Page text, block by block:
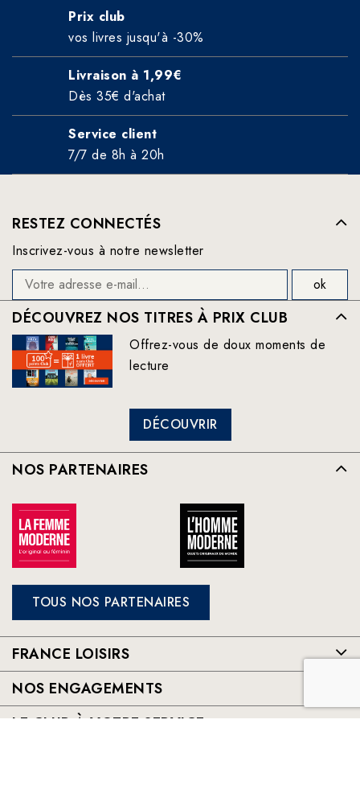
Prix club
vos livres jusqu'à -30%
Livraison à 1,99€
Dès 35€ d'achat
Service client
7/7 de 8h à 20h
RESTEZ CONNECTÉS
Inscrivez-vous à notre newsletter
DÉCOUVREZ NOS TITRES À PRIX CLUB
Offrez-vous de doux moments de
lecture
DÉCOUVRIR
NOS PARTENAIRES
TOUS NOS PARTENAIRES
FRANCE LOISIRS
NOS ENGAGEMENTS
LE CLUB À VOTRE SERVICE